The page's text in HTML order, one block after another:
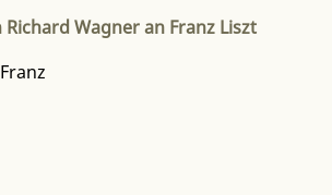
Wagner an Franz Liszt